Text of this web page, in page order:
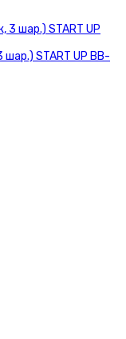
START UP BB-